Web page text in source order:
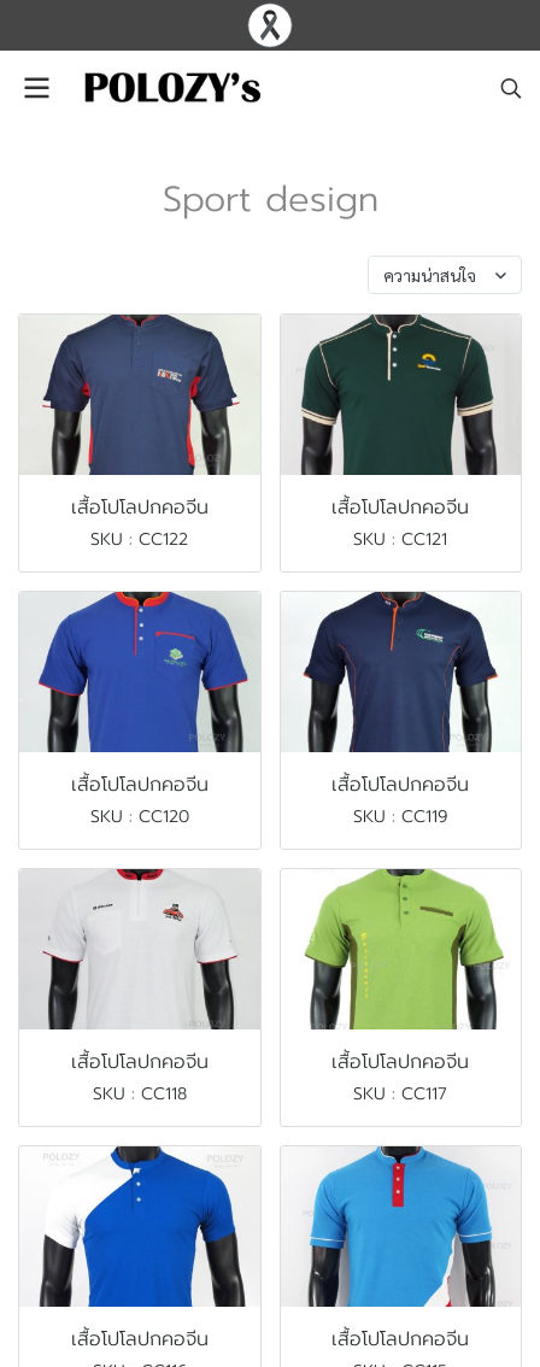
Sport design
ความน่าสนใจ
เสื้อโปโลปกคอจีน
SKU : CC122
เสื้อโปโลปกคอจีน
SKU : CC121
เสื้อโปโลปกคอจีน
SKU : CC120
เสื้อโปโลปกคอจีน
SKU : CC119
เสื้อโปโลปกคอจีน
SKU : CC118
เสื้อโปโลปกคอจีน
SKU : CC117
เสื้อโปโลปกคอจีน เสื้อโปโลปกคอจีน